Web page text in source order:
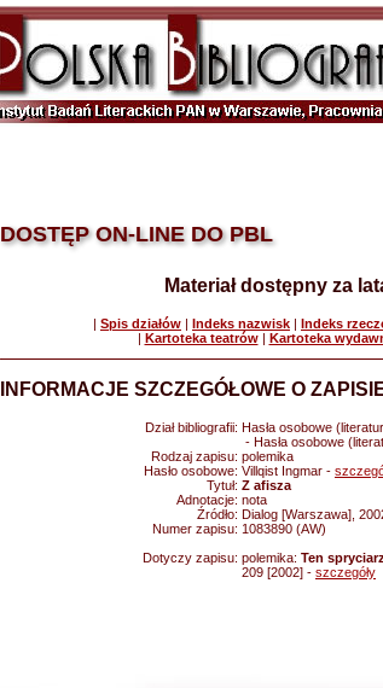
DOSTĘP ON-LINE DO PBL
Materiał dostępny za
| Spis działów | Indeks nazwisk | Indeks
| Kartoteka teatrów| Kartoteka
INFORMACJE SZCZEGÓŁOWE O
Dział bibliografii: Hasła osobowe
- Hasła osobowe
Rodzaj zapisu: polemika
Hasło osobowe: Villqist Ingmar -
Tytuł: Z afisza
Adnotacje: nota
Źródło: Dialog [Warszawa],
Numer zapisu: 1083890 (AW)
Dotyczy zapisu: polemika: Ten
209 [2002] - szczegóły